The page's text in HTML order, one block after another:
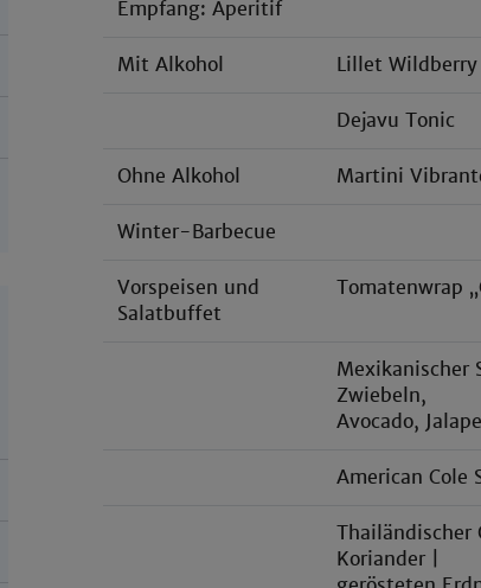
Empfang: Aperitif
Mit Alkohol Lillet Wildberry
Dejavu Tonic
Ohne Alkohol Martini
Winter-Barbecue
Vorspeisen und
Salatbuffet
Tomatenwrap
Mexikanischer
Zwiebeln,
Avocado,
American Cole
Thailändischer
Koriander |